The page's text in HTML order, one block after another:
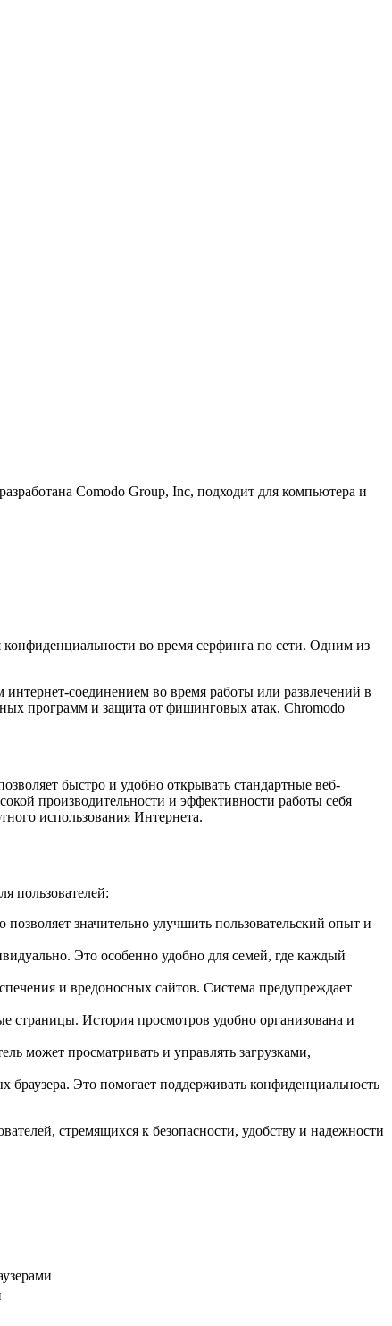
Comodo Group, Inc, подходит для компьютера и
во время серфинга по сети. Одним из
соединением во время работы или развлечений в
программ и защита от фишинговых атак, Chromodo
быстро и удобно открывать стандартные веб-
производительности и эффективности работы себя
использования Интернета.
пользователей:
значительно улучшить пользовательский опыт и
Это особенно удобно для семей, где каждый
и вредоносных сайтов. Система предупреждает
страницы. История просмотров удобно организована и
может просматривать и управлять загрузками,
Это помогает поддерживать конфиденциальность
стремящихся к безопасности, удобству и надежности